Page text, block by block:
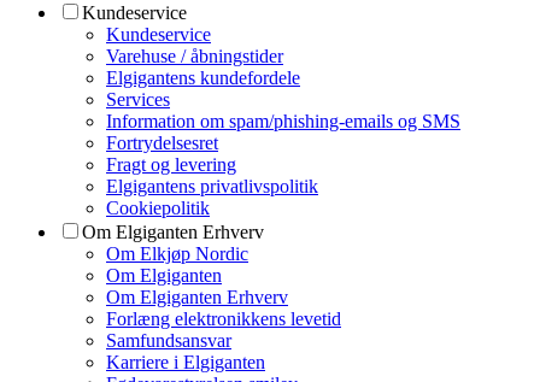
Kundeservice
Kundeservice
Varehuse / åbningstider
Elgigantens kundefordele
Services
Information om spam/phishing-emails og SMS
Fortrydelsesret
Fragt og levering
Elgigantens privatlivspolitik
Cookiepolitik
Om Elgiganten Erhverv
Om Elkjøp Nordic
Om Elgiganten
Om Elgiganten Erhverv
Forlæng elektronikkens levetid
Samfundsansvar
Karriere i Elgiganten